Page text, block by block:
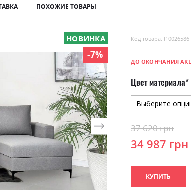
ПОХОЖИЕ ТОВАРЫ
НОВИНКА
-7%
Код товара: l10026586
ДО ОКОНЧАНИЯ
Цвет материала
34 987 грн
37 620 грн
КУПИТЬ